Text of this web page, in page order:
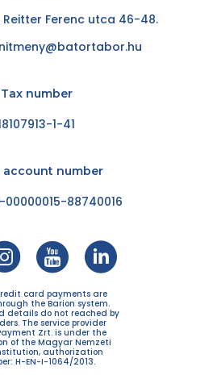
Reitter Ferenc utca 46-48.
Tax number
1-41
account number
00000015-88740016
card payments are
the Barion system.
details do not reached by
The service provider
Zrt. is under the
of the Magyar Nemzeti
authorization
H-EN-I-1064/2013.